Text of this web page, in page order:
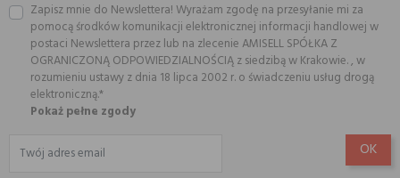
Zapisz mnie do Newslettera! Wyrażam zgodę na przesyłanie mi za
pomocą środków komunikacji elektronicznej informacji handlowej w
postaci Newslettera przez lub na zlecenie AMISELL SPÓŁKA Z
OGRANICZONĄ ODPOWIEDZIALNOŚCIĄ z siedzibą w Krakowie. , w
rozumieniu ustawy z dnia 18 lipca 2002 r. o świadczeniu usług drogą
elektroniczną.*
Pokaż pełne zgody